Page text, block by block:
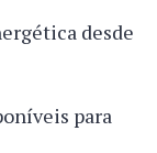
desde
para